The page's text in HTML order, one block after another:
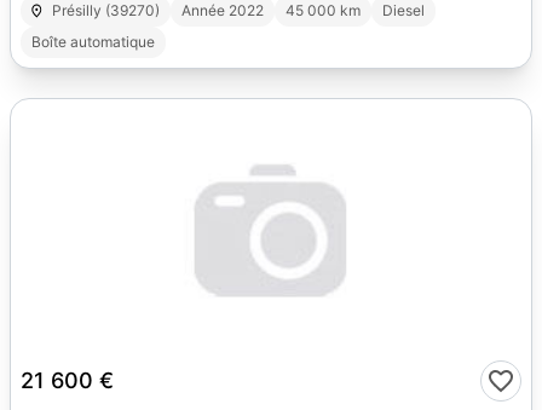
Présilly (39270) Année 2022 45 000 km
Diesel
Boîte automatique
21 600 €